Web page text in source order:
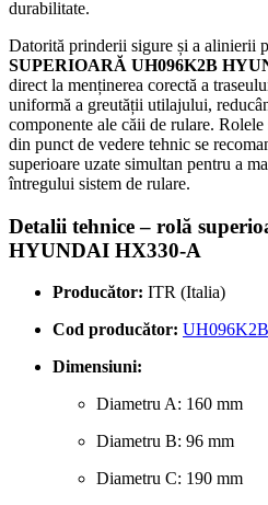
durabilitate.
Datorită prinderii sigure și a alinierii
SUPERIOARĂ UH096K2B
direct la menținerea corectă a
uniformă a greutății utilajului,
componente ale căii de rulare.
din punct de vedere tehnic se
superioare uzate simultan pentru a
întregului sistem de rulare.
Detalii tehnice – rolă
HYUNDAI HX330-A
Producător: ITR (Italia)
Cod producător: UH096K2B
Dimensiuni:
Diametru A: 160 mm
Diametru B: 96 mm
Diametru C: 190 mm